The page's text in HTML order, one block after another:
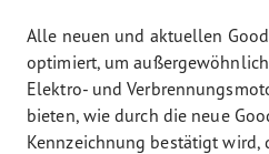
Alle neuen und aktuellen
optimiert, um
Elektro- und
bieten, wie durch die neue
Kennzeichnung bestätigt wird,